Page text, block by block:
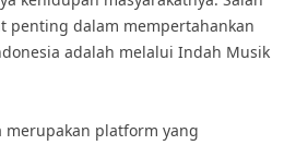
penting dalam mempertahankan
adalah melalui Indah Musik
platform yang